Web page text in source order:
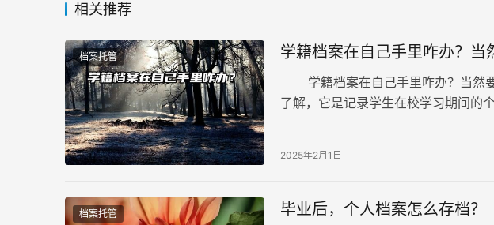
相关推荐
档案托管 学籍档案在自己手里咋办？当
学籍档案在自己手里咋办？当然
了解，它是记录学生在校学习期间的
2025年2月1日
档案托管 毕业后，个人档案怎么存档？